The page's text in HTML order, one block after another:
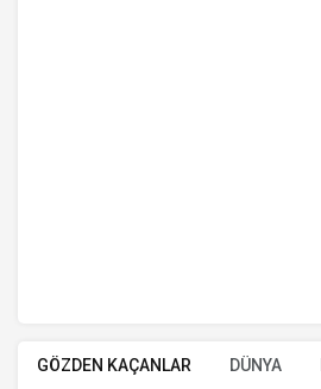
GÖZDEN KAÇANLAR DÜNYA